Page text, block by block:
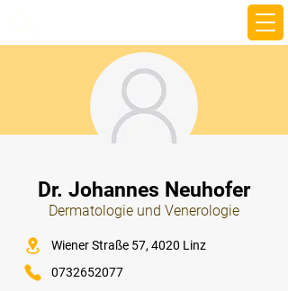
Dr. Johannes Neuhofer
Dermatologie und Venerologie
Wiener Straße 57, 4020 Linz
0732652077